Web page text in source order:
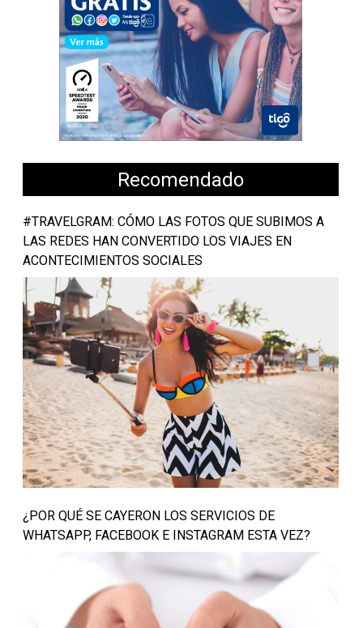
Recomendado
#TRAVELGRAM: CÓMO LAS FOTOS QUE SUBIMOS A
LAS REDES HAN CONVERTIDO LOS VIAJES EN
ACONTECIMIENTOS SOCIALES
¿POR QUÉ SE CAYERON LOS SERVICIOS DE
WHATSAPP, FACEBOOK E INSTAGRAM ESTA VEZ?